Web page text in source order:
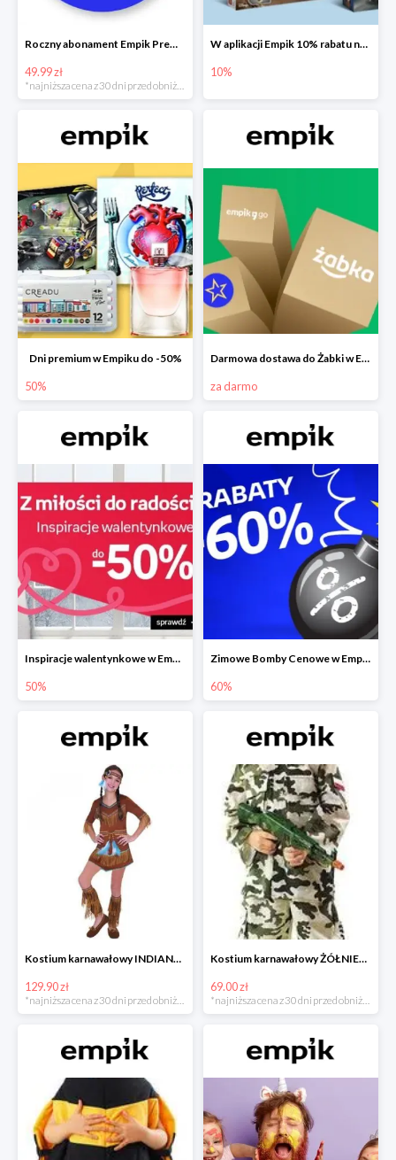
Roczny abonament Empik Premium w super cenie
49.99 zł
*najniższa cena z 30 dni przed obniżką
W aplikacji Empik 10% rabatu na klocki LEGO
10%
Dni premium w Empiku do -50%
50%
Darmowa dostawa do Żabki w Empiku
za darmo
Inspiracje walentynkowe w Empiku do -50%
50%
Zimowe Bomby Cenowe w Empiku do -60%
60%
Kostium karnawałowy INDIANKA
129.90 zł
*najniższa cena z 30 dni przed obniżką
Kostium karnawałowy ŻÓŁNIERZ
69.00 zł
*najniższa cena z 30 dni przed obniżką